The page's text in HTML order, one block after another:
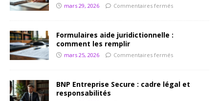
mars 29, 2026 Commentaires fermés
Formulaires aide juridictionnelle :
comment les remplir
mars 25, 2026 Commentaires fermés
BNP Entreprise Secure : cadre légal et
responsabilités